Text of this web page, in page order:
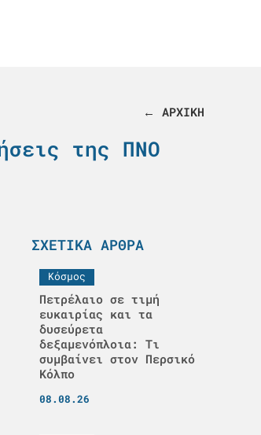
← ΑΡΧΙΚΗ
της ΠΝΟ
ΣΧΕΤΙΚΆ ΆΡΘΡΑ
Κόσμος
Πετρέλαιο σε τιμή
ευκαιρίας και τα
δυσεύρετα
δεξαμενόπλοια: Τι
συμβαίνει στον Περσικό
Κόλπο
08.08.26